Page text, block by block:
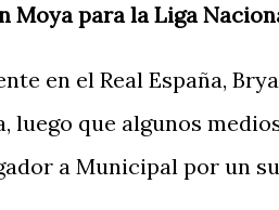
Moya para la Liga
en el Real España,
que algunos
a Municipal por un